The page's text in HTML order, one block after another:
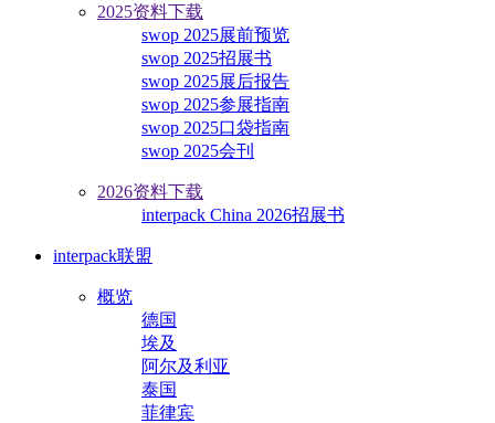
2025资料下载
swop 2025展前预览
swop 2025招展书
swop 2025展后报告
swop 2025参展指南
swop 2025口袋指南
swop 2025会刊
2026资料下载
interpack China 2026招展书
interpack联盟
概览
德国
埃及
阿尔及利亚
泰国
菲律宾